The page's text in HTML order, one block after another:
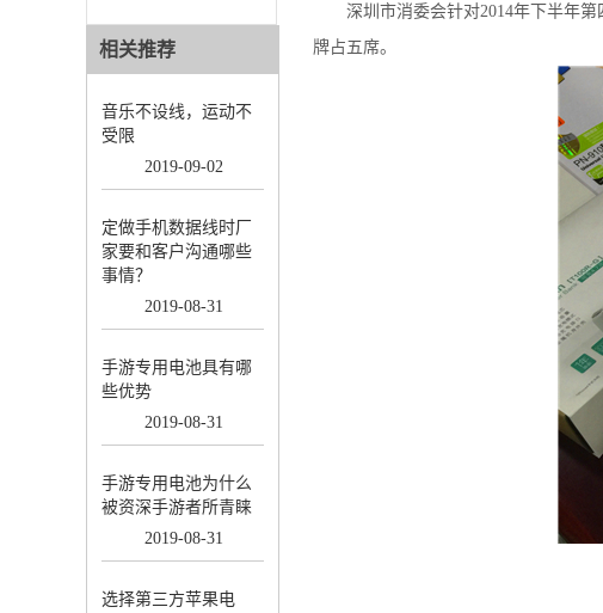
相关推荐
音乐不设线，运动不
受限
2019-09-02
定做手机数据线时厂
家要和客户沟通哪些
事情？
2019-08-31
手游专用电池具有哪
些优势
2019-08-31
手游专用电池为什么
被资深手游者所青睐
2019-08-31
选择第三方苹果电
深圳市消委会针对2014年下半年第
牌占五席。